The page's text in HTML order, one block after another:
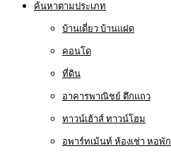
ค้นหาตามประเภท
บ้านเดี่ยว บ้านแฝด
คอนโด
ที่ดิน
อาคารพาณิชย์ ตึกแถว
ทาวน์เฮ้าส์ ทาวน์โฮม
อพาร์ทเม้นท์ ห้องเช่า หอพัก